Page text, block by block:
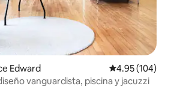
Edward Calificación
4.95 (104)
vanguardista, piscina y jacuzzi